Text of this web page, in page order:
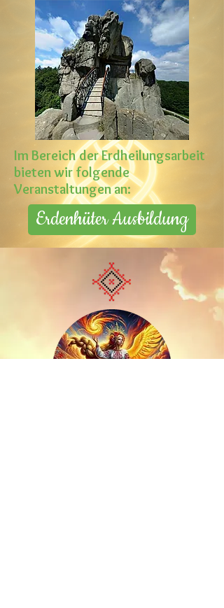
Im Bereich der Erdheilungsarbeit
bieten wir folgende
Veranstaltungen an:
Erdenhüter Ausbildung